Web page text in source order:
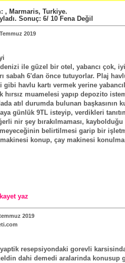
, Marmaris, Turkiye.
. Sonuç: 6/ 10 Fena Değil
2019
ile güzel bir otel, yabancı çok,
sabah 6'dan önce tutuyorlar. Plaj
gibi havlu kartı vermek yerine
muamelesi yapıp depozito
atıl durumda bulunan başkasının
günlük 9TL isteyip, verdikleri
nir şey bırakılmaması,
belirtilmesi garip bir
konup, çay makinesi
yaz
2019
resepsiyondaki gorevli
dahi demedi aralarinda konusup